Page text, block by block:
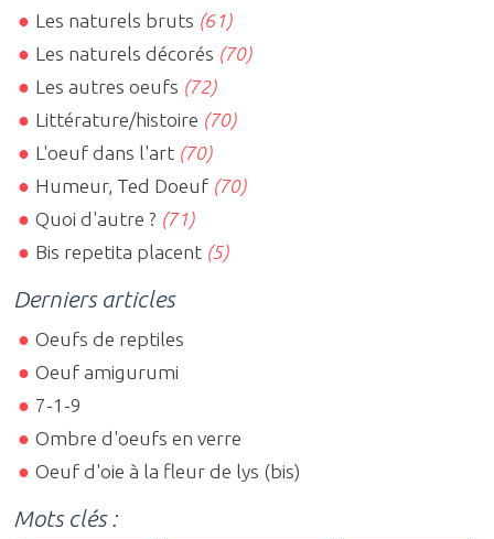
Les naturels bruts (61)
Les naturels décorés (70)
Les autres oeufs (72)
Littérature/histoire (70)
L'oeuf dans l'art (70)
Humeur, Ted Doeuf (70)
Quoi d'autre ? (71)
Bis repetita placent (5)
Derniers articles
Oeufs de reptiles
Oeuf amigurumi
7-1-9
Ombre d'oeufs en verre
Oeuf d'oie à la fleur de lys (bis)
Mots clés :